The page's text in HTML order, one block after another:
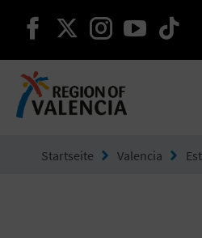
weiter auf
weiter auf
weiter
Startseite Valencia